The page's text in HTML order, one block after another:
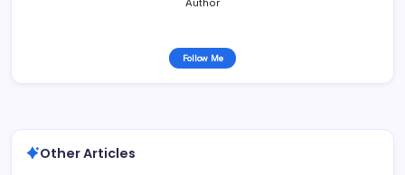
Author
Follow Me
Other Articles